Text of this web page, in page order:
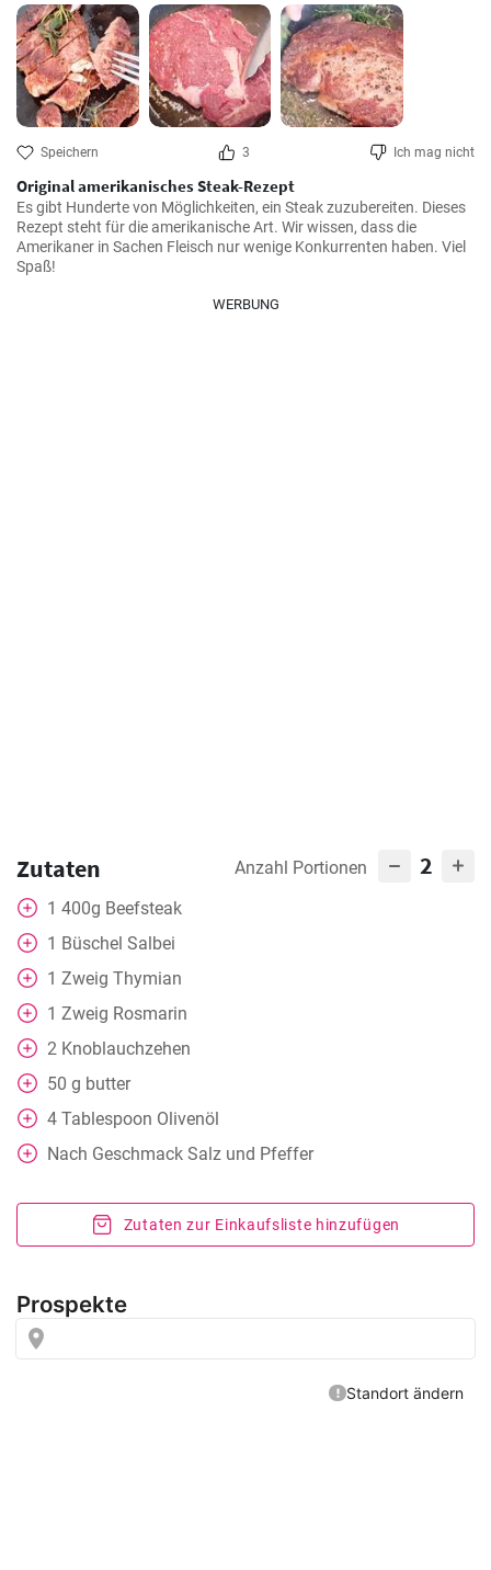
Speichern 3 Ich mag nicht
Original amerikanisches Steak-Rezept
Es gibt Hunderte von Möglichkeiten, ein Steak zuzubereiten. Dieses
Rezept steht für die amerikanische Art. Wir wissen, dass die
Amerikaner in Sachen Fleisch nur wenige Konkurrenten haben. Viel
Spaß!
WERBUNG
Zutaten Anzahl Portionen 2
1 400g Beefsteak
1 Büschel Salbei
1 Zweig Thymian
1 Zweig Rosmarin
2 Knoblauchzehen
50 g butter
4 Tablespoon Olivenöl
Nach Geschmack Salz und Pfeffer
Zutaten zur Einkaufsliste hinzufügen